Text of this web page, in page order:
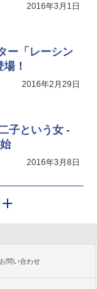
2016年3月1日
ー「レーシン
！
2016年2月29日
子という女 -
2016年3月8日
お問い合わせ